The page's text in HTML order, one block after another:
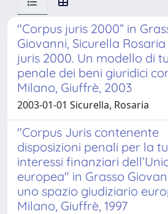
"Corpus juris 2000” in
Giovanni, Sicurella
juris 2000. Un modello di
penale dei beni giuridici
Milano, Giuffrè, 2003
2003-01-01 Sicurella, Rosaria
"Corpus Juris contenente
disposizioni penali per la
interessi finanziari
europea" in Grasso
uno spazio giudiziario
Milano, Giuffrè, 1997